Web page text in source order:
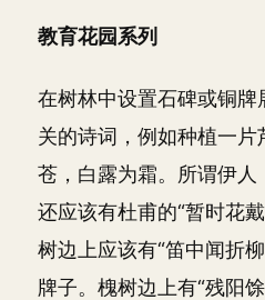
教育花园系列
在树林中设置石碑或铜
关的诗词，例如种植一片
苍，白露为霜。所谓伊人
还应该有杜甫的“暂时花
树边上应该有“笛中闻折
牌子。槐树边上有“残阳